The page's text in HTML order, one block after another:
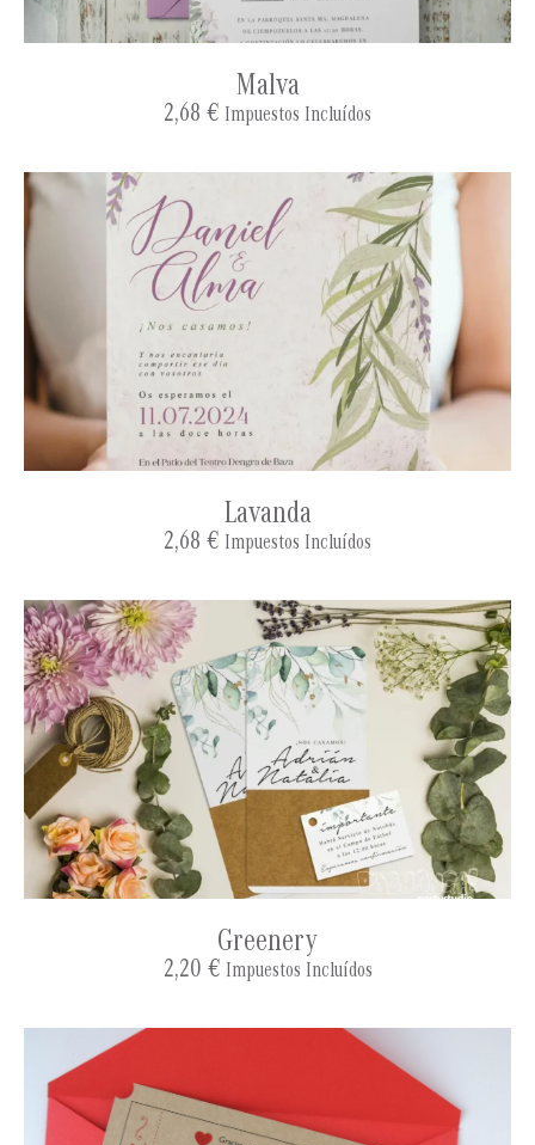
Malva
2,68 € Impuestos Incluídos
Lavanda
2,68 € Impuestos Incluídos
Greenery
2,20 € Impuestos Incluídos